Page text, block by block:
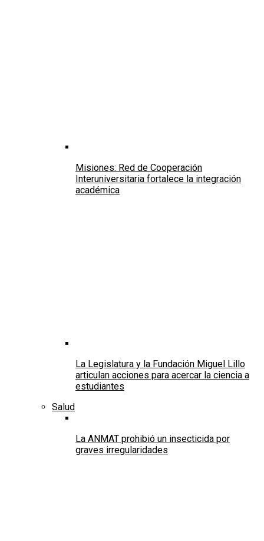
Misiones: Red de Cooperación
Interuniversitaria fortalece la integración
académica
La Legislatura y la Fundación Miguel Lillo
articulan acciones para acercar la ciencia a
estudiantes
Salud
La ANMAT prohibió un insecticida por
graves irregularidades